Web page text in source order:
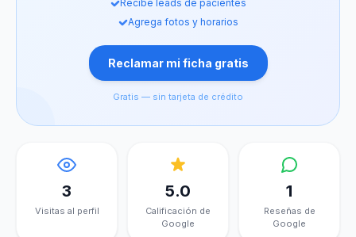
Recibe leads de pacientes
Agrega fotos y horarios
Reclamar mi ficha gratis
Gratis — sin tarjeta de crédito
3
Visitas al perfil
5.0
Calificación de
Google
1
Reseñas de
Google